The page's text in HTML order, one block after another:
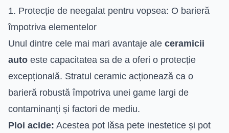
1. Protecție de neegalat pentru vopsea: O barieră
împotriva elementelor
Unul dintre cele mai mari avantaje ale ceramicii
auto este capacitatea sa de a oferi o protecție
excepțională. Stratul ceramic acționează ca o
barieră robustă împotriva unei game largi de
contaminanți și factori de mediu.
Ploi acide: Acestea pot lăsa pete inestetice și pot